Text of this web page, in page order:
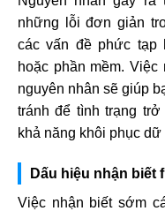
những lỗi đơn giản
các vấn đề phức tạp
hoặc phần mềm.
nguyên nhân sẽ giúp
tránh để tình trạng
khả năng khôi phục
Dấu hiệu nhận biết
Việc nhận biết sớm